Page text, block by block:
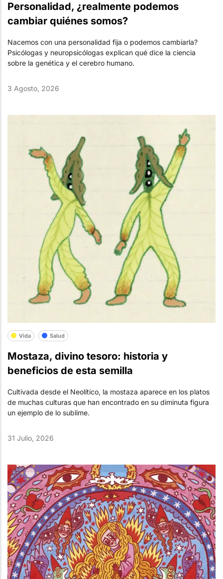
Personalidad, ¿realmente podemos
cambiar quiénes somos?
Nacemos con una personalidad fija o podemos cambiarla?
Psicólogas y neuropsicólogas explican qué dice la ciencia
sobre la genética y el cerebro humano.
3 Agosto, 2026
Vida Salud
Mostaza, divino tesoro: historia y
beneficios de esta semilla
Cultivada desde el Neolítico, la mostaza aparece en los platos
de muchas culturas que han encontrado en su diminuta figura
un ejemplo de lo sublime.
31 Julio, 2026